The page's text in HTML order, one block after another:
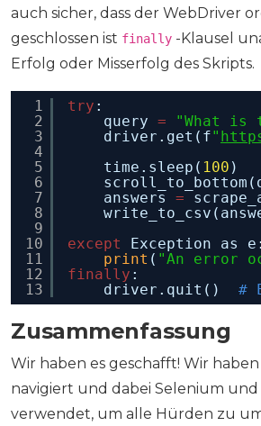
auch sicher, dass der WebDriver
geschlossen ist finally -Klausel
Erfolg oder Misserfolg des Skripts.
1
2
3
4
5
6
7
8
9
10
11
12
13
try :
query =
"What is
driver.get(f"
time.sleep( 100 )
answers =
except
Exception as e:
print ( "An error
finally :
driver.quit() #
Zusammenfassung
Wir haben es geschafft! Wir
navigiert und dabei Selenium und
verwendet, um alle Hürden zu